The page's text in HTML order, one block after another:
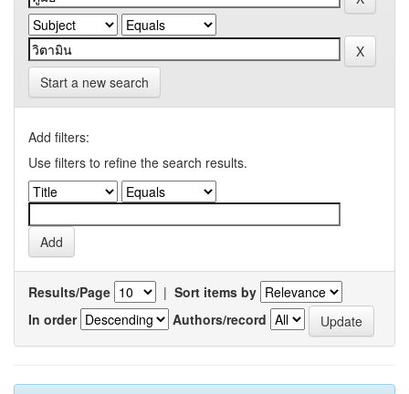
Start a new search
Add filters:
Use filters to refine the search results.
Results/Page | Sort items by
In order
Authors/record